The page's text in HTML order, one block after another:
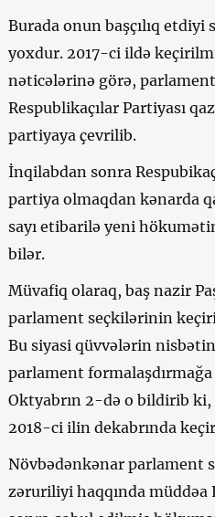
Burada onun başçılıq
yoxdur. 2017-ci ildə
nəticələrinə görə,
Respublikaçılar Partiyası
partiyaya çevrilib.
İnqilabdan sonra
partiya olmaqdan kənarda
sayı etibarilə yeni
bilər.
Müvafiq olaraq, baş nazir
parlament seçkilərinin
Bu siyasi qüvvələrin
parlament
Oktyabrın 2-də o bildirib
2018-ci ilin dekabrında
Növbədənkənar parlament
zəruriliyi haqqında müddəa